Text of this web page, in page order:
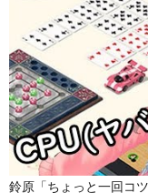
鈴原「ちょっと一回コ